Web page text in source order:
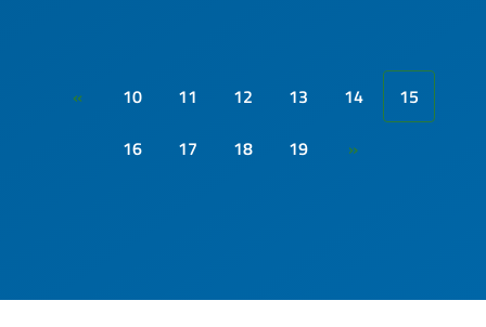
« 10 11 12 13 14
15
16
17 18 19 »